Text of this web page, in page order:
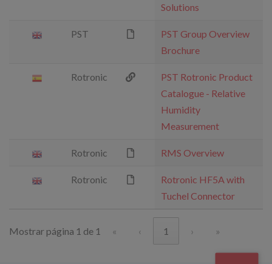
Solutions
PST
PST Group Overview
Brochure
Rotronic
PST Rotronic Product
Catalogue - Relative
Humidity
Measurement
Rotronic RMS Overview
Rotronic
Rotronic HF5A with
Tuchel Connector
Mostrar página 1 de 1 « ‹ 1 › »